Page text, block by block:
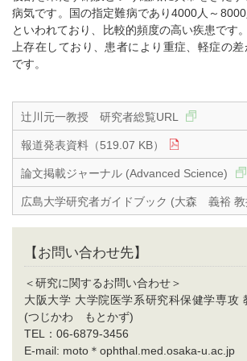
病気です。国の指定難病であり4000人～
といわれており、比較的頻度の高い疾患です
上存在しており、患者により重症、軽症の
です。
辻川元一教授 研究者総覧URL
報道発表資料（519.07 KB）
論文掲載ジャーナル (Advanced Science)
広島大学研究者ガイドブック (大森 義裕 教
【お問い合わせ先】
＜研究に関するお問い合わせ＞
大阪大学 大学院医学系研究科保健学専
(つじかわ もとかず)
TEL：06-6879-3456
E-mail: moto＊ophthal.med.osaka-u.ac.jp